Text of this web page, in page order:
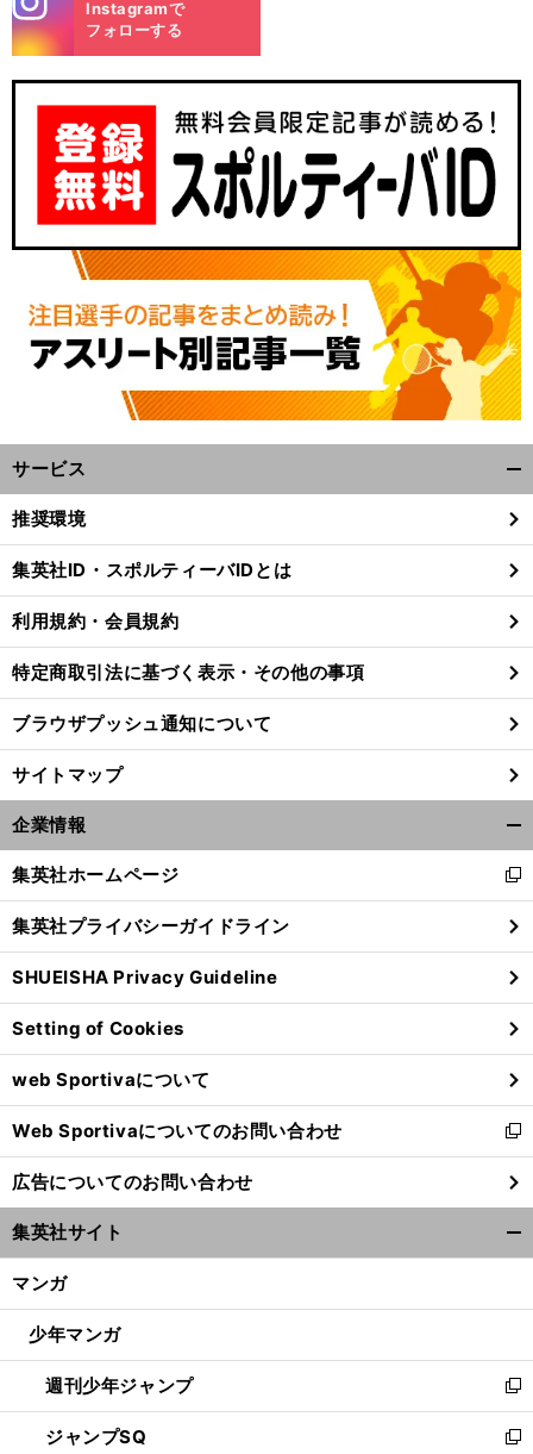
高
。
ミ
」
m
Instagramで
フォローする
サービス
閉
る
推奨環境
集英社ID・スポルティーバIDとは
利用規約・会員規約
特定商取引法に基づく表示・その他の事項
ブラウザプッシュ通知について
サイトマップ
企業情報
閉
る
集英社ホームページ
新
し
い
ウ
ィ
ン
ド
ウ
で
開
く
集英社プライバシーガイドライン
SHUEISHA Privacy Guideline
Setting of Cookies
web Sportivaについて
Web Sportivaについてのお問い合わせ
新
し
い
ウ
ィ
ン
ウ
開
く
広告についてのお問い合わせ
集英社サイト
マンガ
少年マンガ
週刊少年ジャンプ
新
し
い
ジャンプSQ
新